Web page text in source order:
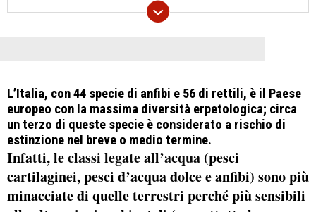
L’Italia, con 44 specie di anfibi e 56 di rettili, è il Paese
europeo con la massima diversità erpetologica; circa
un terzo di queste specie è considerato a rischio di
estinzione nel breve o medio termine.
Infatti, leclassi legate all’acqua (pesci
cartilaginei, pesci d’acqua dolce e anfibi) sono più
minacciate di quelle terrestri perché più sensibili